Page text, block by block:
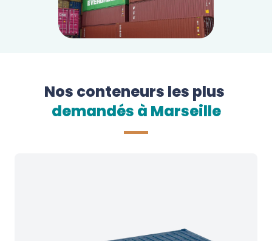
Nos conteneurs les plus
demandés à Marseille